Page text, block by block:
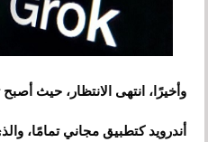
أندرويد كتطبيق مجاني تمامًا،